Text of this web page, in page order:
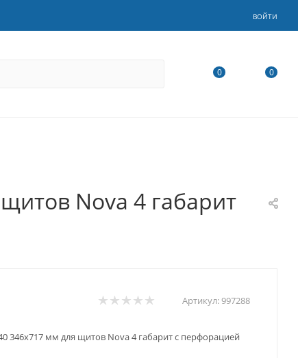
ВОЙТИ
0 0
Nova 4 габарит
Артикул:997288
346х717 мм для щитов Nova 4 габарит с перфорацией